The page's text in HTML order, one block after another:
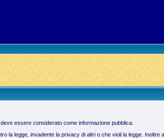
essere considerato come informazione pubblica.
legge, invadente la privacy di altri o che violi la legge. Inoltre